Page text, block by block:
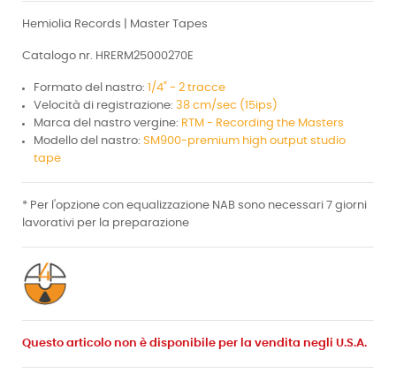
Hemiolia Records | Master Tapes
Catalogo nr. HRERM25000270E
Formato del nastro:
1/4" - 2 tracce
Velocità di registrazione: 38 cm/sec (15ips)
Marca del nastro vergine: RTM - Recording the Masters
Modello del nastro: SM900-premium high output studio
tape
* Per l'opzione con equalizzazione NAB sono necessari 7 giorni
lavorativi per la preparazione
Questo articolo non è disponibile per la vendita negli U.S.A.